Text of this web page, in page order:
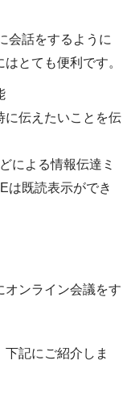
会話をするように
とても便利です。
に伝えたいことを伝
による情報伝達ミ
は既読表示ができ
オンライン会議をす
記にご紹介しま